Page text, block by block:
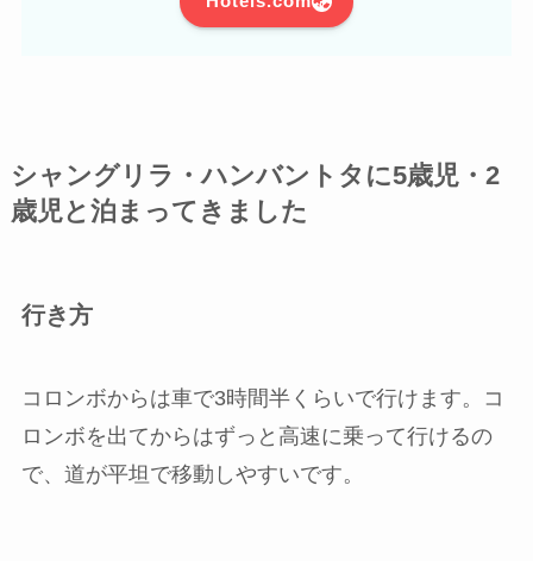
シャングリラ・ハンバントタに5歳児・2
歳児と泊まってきました
行き方
コロンボからは車で3時間半くらいで行けます。コ
ロンボを出てからはずっと高速に乗って行けるの
で、道が平坦で移動しやすいです。